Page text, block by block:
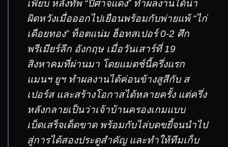
เพียบ หลังทัพ “ปีศาจแดง” ทำผลงานได้น่า
ผิดหวังเมื่อออกไปเยือนพร้อมกับพ่ายแพ้ “ไก่
เดือยทอง” ท็อตแน่ม ฮ็อทสเปอร์ 0-2 ศึก
พรีเมียร์ลีก อังกฤษ เมื่อวันเสาร์ที่ 19
สิงหาคมที่ผ่านมา โดยแมตช์นี้ครึ่งแรก
แมนฯ ยูฯ ทำผลงานได้ค่อนข้างสูสีกับ ส
เปอร์ส และสร้างโอกาสได้หลายครั้ง แต่ครึ่ง
หลังกลายเป็นว่าเจ้าบ้านครองเกมแบบ
เบ็ดเสร็จเด็ดขาด พร้อมกับไล่บดขยี้จนนำไป
สู่การได้สองประตูสำคัญ และทำให้ทีมเก็บ